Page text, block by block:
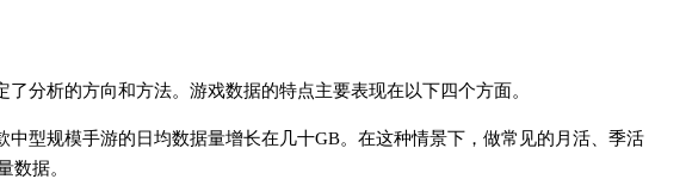
分析的方向和方法。游戏数据的特点主要表现在以下四个方面。
型规模手游的日均数据量增长在几十GB。在这种情景下，做常见的月活、季活
数据。